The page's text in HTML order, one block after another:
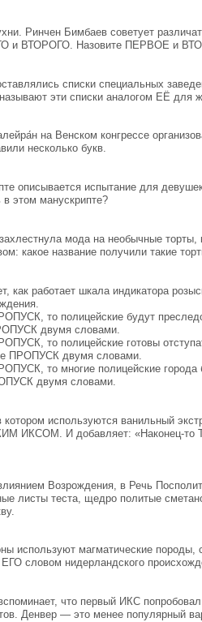
Ринчен Бимбаев советует
и ВТОРОГО. Назовите ПЕРВОЕ и
списки специальных
эти списки аналогом ЕЁ для
на Венском конгрессе
несколько букв.
описывается испытание для
в этом манускрипте?
мода на необычные
какое название получили такие
как работает шкала индикатора
то полицейские будут
двумя словами.
то полицейские готовы
ПРОПУСК двумя словами.
то многие полицейские города
двумя словами.
используются ванильный
ИКСОМ. И добавляет: «Наконец-
Возрождения, в Речь
листы теста, щедро политые
используют магматические
словом нидерландского
что первый ИКС
Денвер — это менее популярный